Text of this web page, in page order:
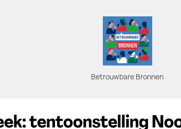
Betrouwbare Bronnen
tentoonstelling